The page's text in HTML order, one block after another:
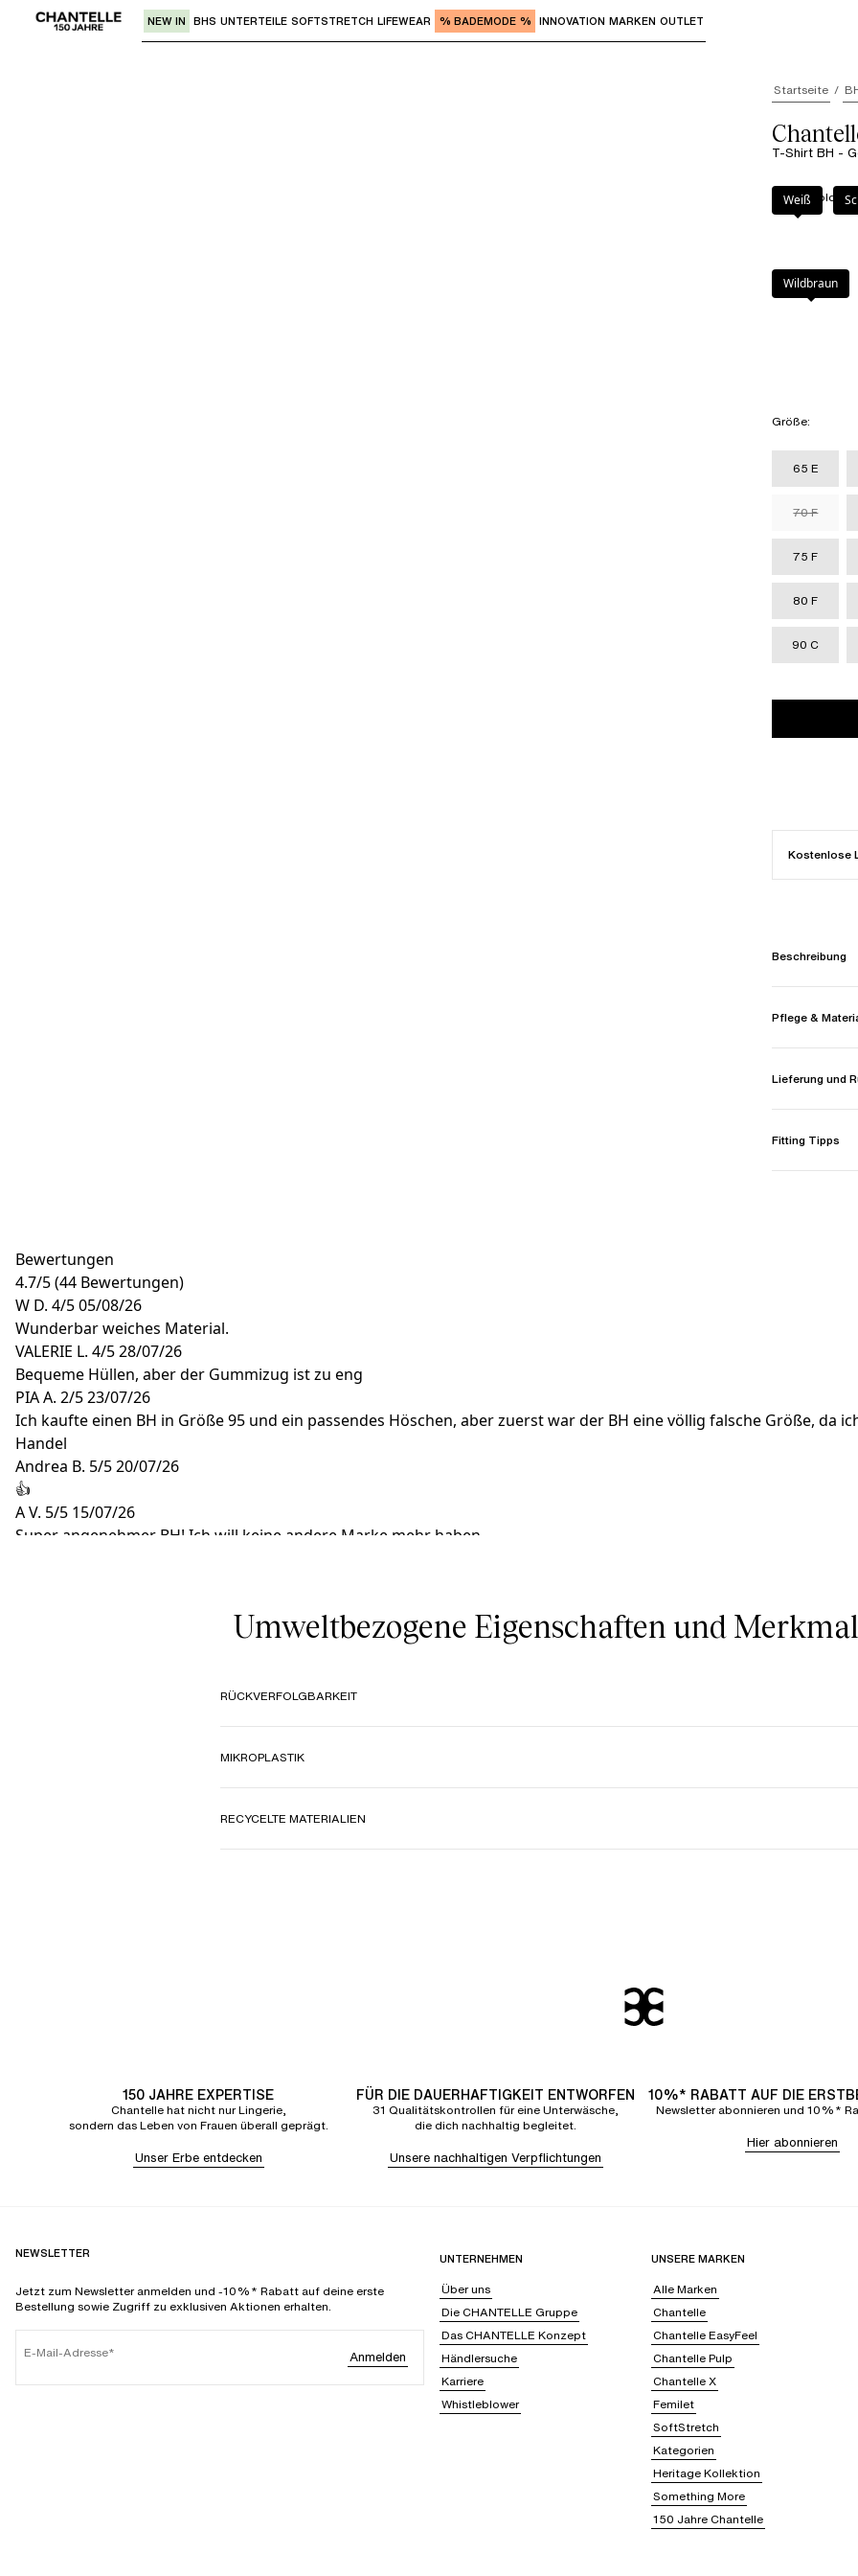
Verwende den "Pfeil nach unten" oder "Eingabe" zum Aufrufen der Untermenüs und "Pfeil nach
NEW IN BHS UNTERTEILE SOFTSTRETCH LIFEWEAR % BADEMODE % INNOVATION MARKEN OUTLET
Startseite
T-Shirt BH -
Farbe:Golden
Weiß
Wildbraun
Größe:
65 E
70 F
75 F
80 F
90 C
Kostenlose
Beschreibung
Pflege &
Lieferung und
Fitting Tipps
Bewertungen
4.7/5(44 Bewertungen)
W D. 4/505/08/26
Wunderbar weiches Material.
VALERIE L. 4/528/07/26
Bequeme Hüllen, aber der Gummizug ist zu eng
PIA A. 2/523/07/26
Ich kaufte einen BH in Größe 95 und ein passendes Höschen, aber zuerst war der BH eine völlig falsche Größe, da
Handel
Andrea B. 5/520/07/26
👍
A V. 5/5 15/07/26
Super angenehmer BH! Ich will keine andere Marke mehr haben.
Umweltbezogene Eigenschaften und
RÜCKVERFOLGBARKEIT
MIKROPLASTIK
RECYCELTE MATERIALIEN
150 JAHRE EXPERTISE
Chantelle hat nicht nur Lingerie,
sondern das Leben von Frauen überall geprägt.
Unser Erbe entdecken
FÜR DIE DAUERHAFTIGKEIT ENTWORFEN
31 Qualitätskontrollen für eine Unterwäsche,
die dich nachhaltig begleitet.
Unsere nachhaltigen Verpflichtungen
10%* RABATT AUF DIE
Newsletter abonnieren und 10%*
Hier abonnieren
NEWSLETTER
Jetzt zum Newsletter anmelden und -10%* Rabatt auf deine erste
Bestellung sowie Zugriff zu exklusiven Aktionen erhalten.
E-Mail-Adresse Anmelden
UNTERNEHMEN
Über uns
Die CHANTELLE Gruppe
Das CHANTELLE Konzept
Händlersuche
Karriere
Whistleblower
UNSERE MARKEN
Alle Marken
Chantelle
Chantelle EasyFeel
Chantelle Pulp
Chantelle X
Femilet
SoftStretch
Kategorien
Heritage Kollektion
Something More
150 Jahre Chantelle